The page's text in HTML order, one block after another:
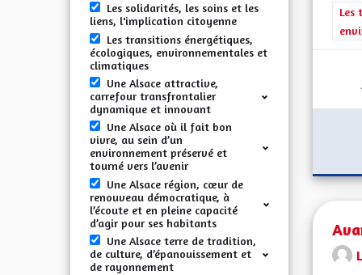
Les solidarités, les soins et les
liens, l'implication citoyenne
Les transitions énergétiques,
écologiques, environnementales et
climatiques
Une Alsace attractive,
carrefour transfrontalier
dynamique et innovant
Une Alsace où il fait bon
vivre, au sein d’un
environnement préservé et
tourné vers l’avenir
Une Alsace région, cœur de
renouveau démocratique, à
l’écoute et en pleine capacité
d’agir pour ses habitants
Une Alsace terre de tradition,
de culture, d’épanouissement et
de rayonnement
Les